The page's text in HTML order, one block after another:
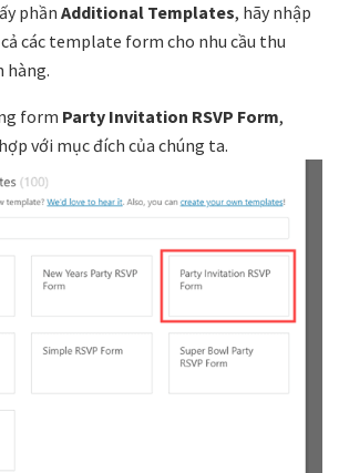
phần Additional Templates, hãy nhập
các template form cho nhu cầu thu
hàng.
form Party Invitation RSVP Form,
với mục đích của chúng ta.